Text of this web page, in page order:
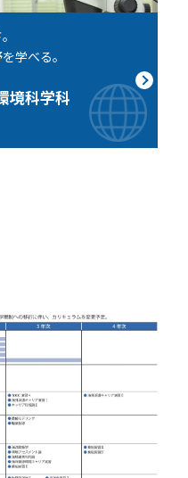
学べる。
境科学科